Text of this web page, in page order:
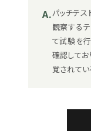
A.パッチテ
観察する
て試験を
確認して
覚されて